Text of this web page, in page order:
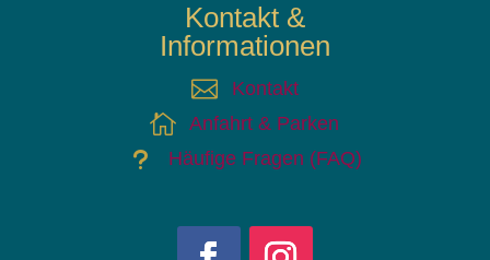
Kontakt &
Informationen
 Kontakt
 Anfahrt & Parken
u Häufige Fragen (FAQ)